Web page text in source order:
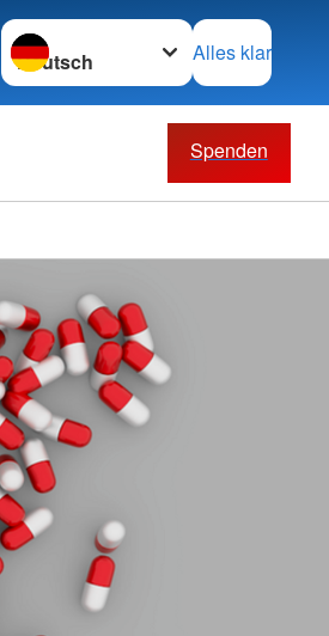
Sprache wechseln zu
Alles klar
Spenden